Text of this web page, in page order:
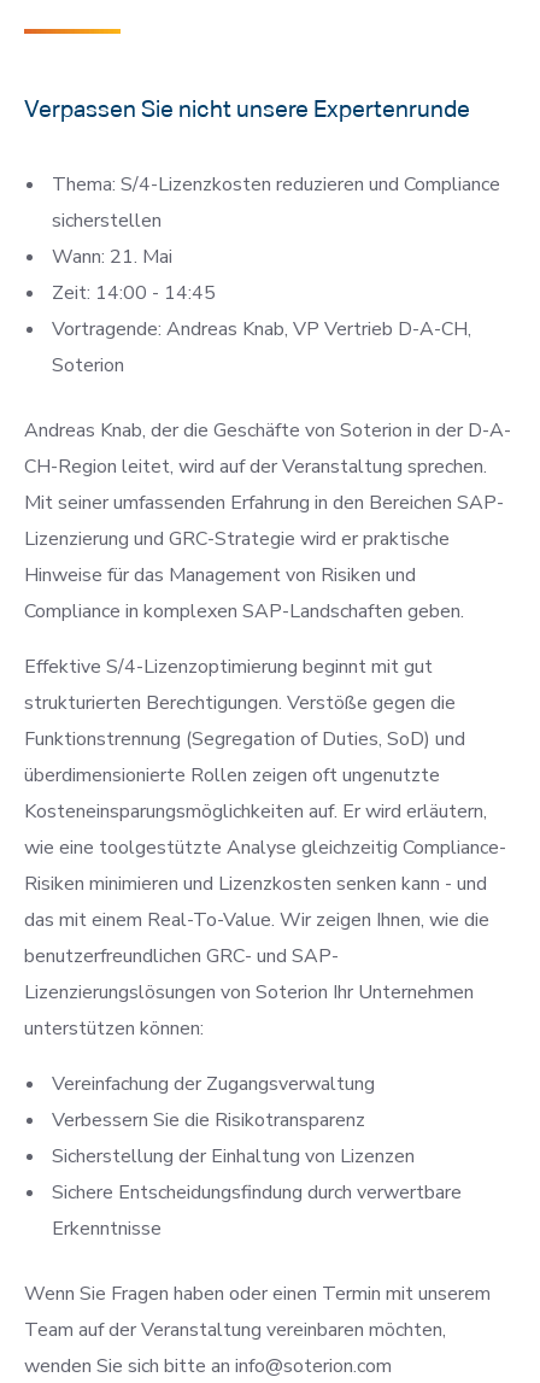
Verpassen Sie nicht unsere Expertenrunde
Thema: S/4-Lizenzkosten reduzieren und Compliance
sicherstellen
Wann: 21. Mai
Zeit: 14:00 - 14:45
Vortragende: Andreas Knab, VP Vertrieb D-A-CH,
Soterion
Andreas Knab, der die Geschäfte von Soterion in der D-A-
CH-Region leitet, wird auf der Veranstaltung sprechen.
Mit seiner umfassenden Erfahrung in den Bereichen SAP-
Lizenzierung und GRC-Strategie wird er praktische
Hinweise für das Management von Risiken und
Compliance in komplexen SAP-Landschaften geben.
Effektive S/4-Lizenzoptimierung beginnt mit gut
strukturierten Berechtigungen. Verstöße gegen die
Funktionstrennung (Segregation of Duties, SoD) und
überdimensionierte Rollen zeigen oft ungenutzte
Kosteneinsparungsmöglichkeiten auf. Er wird erläutern,
wie eine toolgestützte Analyse gleichzeitig Compliance-
Risiken minimieren und Lizenzkosten senken kann - und
das mit einem Real-To-Value. Wir zeigen Ihnen, wie die
benutzerfreundlichen GRC- und SAP-
Lizenzierungslösungen von Soterion Ihr Unternehmen
unterstützen können:
Vereinfachung der Zugangsverwaltung
Verbessern Sie die Risikotransparenz
Sicherstellung der Einhaltung von Lizenzen
Sichere Entscheidungsfindung durch verwertbare
Erkenntnisse
Wenn Sie Fragen haben oder einen Termin mit unserem
Team auf der Veranstaltung vereinbaren möchten,
wenden Sie sich bitte an info@soterion.com